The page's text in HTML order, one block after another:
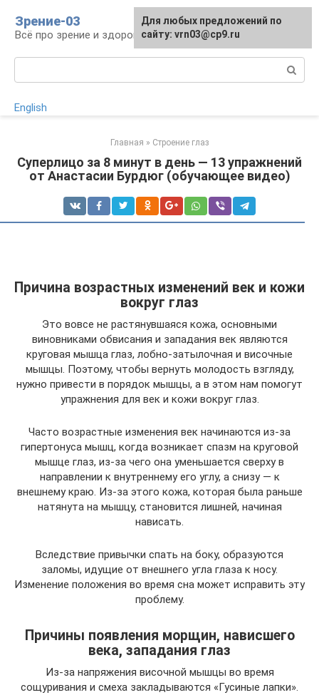
контенту
Зрение-03
Всё про зрение и здоровье глаз
English
Главная » Строение глаз
Суперлицо за 8 минут в день — 13 упражнений
от Анастасии Бурдюг (обучающее видео)
Причина возрастных изменений век и кожи
вокруг глаз
Это вовсе не растянувшаяся кожа, основными
виновниками обвисания и западания век являются
круговая мышца глаз, лобно-затылочная и височные
мышцы. Поэтому, чтобы вернуть молодость взгляду,
нужно привести в порядок мышцы, а в этом нам помогут
упражнения для век и кожи вокруг глаз.
Часто возрастные изменения век начинаются из-за
гипертонуса мышц, когда возникает спазм на круговой
мышце глаз, из-за чего она уменьшается сверху в
направлении к внутреннему его углу, а снизу — к
внешнему краю. Из-за этого кожа, которая была раньше
натянута на мышцу, становится лишней, начиная
нависать.
Вследствие привычки спать на боку, образуются
заломы, идущие от внешнего угла глаза к носу.
Изменение положения во время сна может исправить эту
проблему.
Причины появления морщин, нависшего
века, западания глаз
Из-за напряжения височной мышцы во время
сощуривания и смеха закладываются «Гусиные лапки».
Для любых предложений по
сайту: vrn03@cp9.ru